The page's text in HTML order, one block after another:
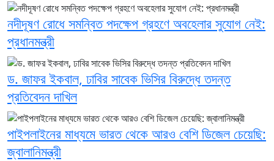
নদীদূষণ রোধে সমন্বিত পদক্ষেপ গ্রহণে অবহেলার সুযোগ নেই:
প্রধানমন্ত্রী
ড. জাফর ইকবাল, ঢাবির সাবেক ভিসির বিরুদ্ধে তদন্ত
প্রতিবেদন দাখিল
পাইপলাইনের মাধ্যমে ভারত থেকে আরও বেশি ডিজেল চেয়েছি:
জ্বালানিমন্ত্রী